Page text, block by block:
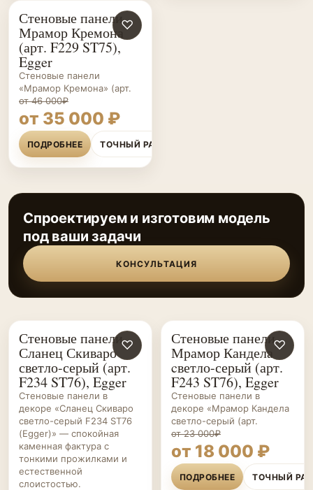
СТЕНОВЫЕ
ПАНЕЛИ НА ЗАКАЗ
♡
Стеновые панели
Мрамор Кремона
(арт. F229 ST75),
Egger
Стеновые панели
«Мрамор Кремона» (арт.
от 46 000₽
от 35 000 ₽
ПОДРОБНЕЕ ТОЧНЫЙ РАСЧЁТ
Спроектируем и изготовим модель
под ваши задачи
КОНСУЛЬТАЦИЯ
СТЕНОВЫЕ
ПАНЕЛИ НА ЗАКАЗ
♡
Стеновые панели
Сланец Скиваро
светло-серый (арт.
F234 ST76), Egger
Стеновые панели в
декоре «Сланец Скиваро
светло-серый F234 ST76
(Egger)» — спокойная
каменная фактура с
тонкими прожилками и
естественной
слоистостью.
СТЕНОВЫЕ
ПАНЕЛИ НА ЗАКАЗ
♡
Стеновые панели
Мрамор Кандела
cветло-серый (арт.
F243 ST76), Egger
Стеновые панели в
декоре «Мрамор Кандела
cветло-серый (арт.
от 23 000₽
от 18 000 ₽
ПОДРОБНЕЕ ТОЧНЫЙ